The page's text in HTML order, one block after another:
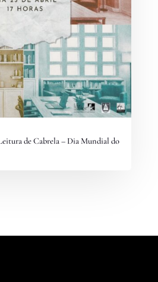
de Cabrela – Dia Mundial do